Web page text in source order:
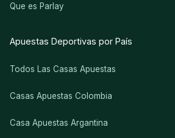
Que es Parlay
Apuestas Deportivas por País
Todos Las Casas Apuestas
Casas Apuestas Colombia
Casa Apuestas Argantina